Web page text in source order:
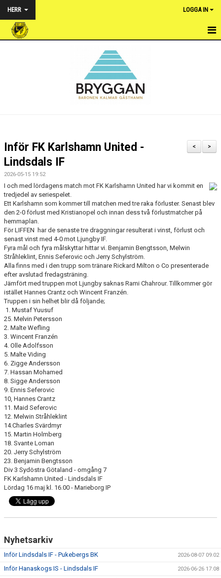
HERR LOGGA IN
BILDGALLERI
DOKUMENT
KONTAKT
>
<
Inför FK Karlshamn United -
Lindsdals IF
2026-05-15 19:52
I och med lördagens match mot FK Karlshamn United har vi kommit en
tredjedel av seriespelet.
Ett Karlshamn som kommer till matchen med tre raka förluster. Senast blev
den 2-0 förlust med Kristianopel och innan dess två förlustmatcher på
hemmaplan.
För LIFFEN har de senaste tre draggningar resulterat i vinst, förlust och
senast vinst med 4-0 mot Ljungby IF.
Fyra mål och fyra målskyttar hittar vi. Benjamin Bengtsson, Melwin
Stråhleklint, Ennis Seferovic och Jerry Schylström.
Alla finns med i den trupp som tränare Rickard Milton o Co presenterade
efter avslutad fredagsträning.
Jämfört med truppen mot Ljungby saknas Rami Chahrour. Tillkommer gör
istället Hannes Crantz och Wincent Franzén.
Truppen i sin helhet blir då följande;
1. Mustaf Yuusuf
25. Melvin Petersson
2. Malte Wefling
3. Wincent Franzén
4. Olle Adolfsson
5. Malte Viding
6. Zigge Andersson
7. Hassan Mohamed
8. Sigge Andersson
9. Ennis Seferovic
10, Hannes Crantz
11. Maid Seferovic
12. Melwin Stråhleklint
14.Charles Svärdmyr
15. Martin Holmberg
18. Svante Loman
20. Jerry Schylström
23. Benjamin Bengtsson
Div 3 Sydöstra Götaland - omgång 7
FK Karlshamn United - Lindsdals IF
Lördag 16 maj kl. 16.00 - Marieborg IP
Nyhetsarkiv
Inför Lindsdals IF - Pukebergs BK 2026-08-07 09:02
Inför Hanaskogs IS - Lindsdals IF 2026-06-26 17:08